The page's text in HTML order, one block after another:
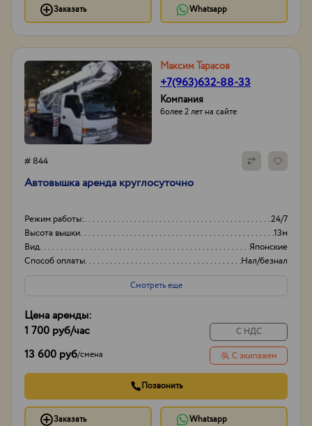
Заказать Whatsapp
Максим Тарасов
+7(963)632-88-33
Компания
более 2 лет на сайте
# 844
Автовышка аренда круглосуточно
Режим работы:
24/7
Высота вышки
13м
Вид
Японские
Способ оплаты
Нал/безнал
Смотреть еще
Цена аренды:
1 700 руб/час
13 600 руб/смена
С НДС
С экипажем
Позвонить
Заказать Whatsapp